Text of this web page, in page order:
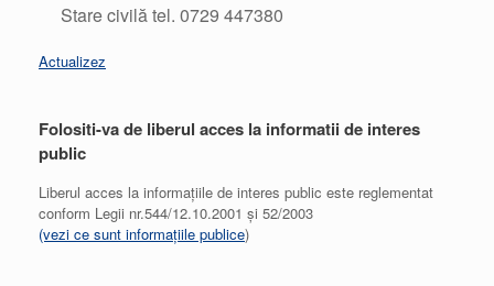
Stare civilă tel. 0729 447380
Actualizez
Folositi-va de liberul acces la informatii de interes
public
Liberul acces la informațiile de interes public este reglementat
conform Legii nr.544/12.10.2001 și 52/2003
(vezi ce sunt informațiile publice)